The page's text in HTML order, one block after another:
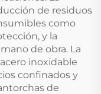
de residuos
como
y la
de obra. La
inoxidable
confinados y
de